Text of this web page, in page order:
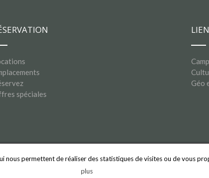
spéciales
Géo
permettent de réaliser des statistiques de visites ou de vous
plus